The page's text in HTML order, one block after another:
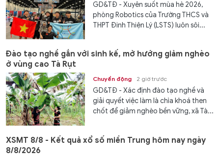
GD&TĐ - ​​Xuyên suốt mùa hè 2026,
phòng Robotics của Trường THCS và
THPT Đinh Thiện Lý (LSTS) luôn sôi...
Đào tạo nghề gắn với sinh kế, mở hướng giảm nghèo
ở vùng cao Tà Rụt
Chuyển động 2 giờ trước
GD&TĐ - Xác định đào tạo nghề và
giải quyết việc làm là chìa khoá then
chốt để giảm nghèo bền vững, xã Tà...
XSMT 8/8 - Kết quả xổ số miền Trung hôm nay ngày
8/8/2026